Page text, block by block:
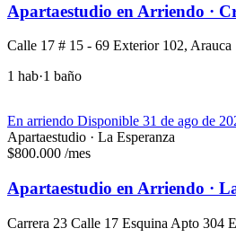
Apartaestudio en Arriendo ·
Calle 17 # 15 - 69 Exterior 102, Arauca
1 hab·1 baño
En arriendo Disponible 31 de ago de
Apartaestudio · La Esperanza
$800.000 /mes
Apartaestudio en Arriendo ·
Carrera 23 Calle 17 Esquina Apto 304